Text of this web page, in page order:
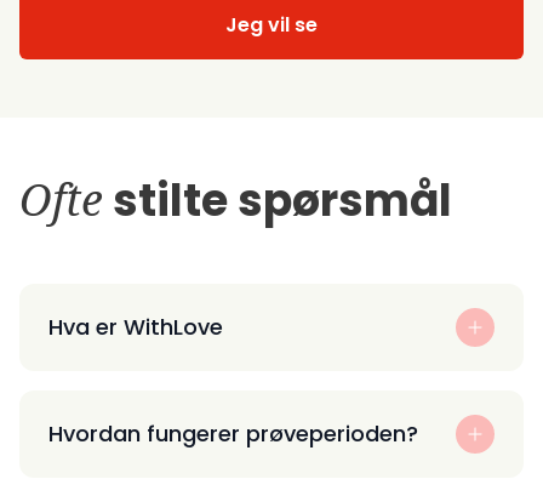
Jeg vil se
Ofte stilte spørsmål
Hva er WithLove
Hvordan fungerer prøveperioden?